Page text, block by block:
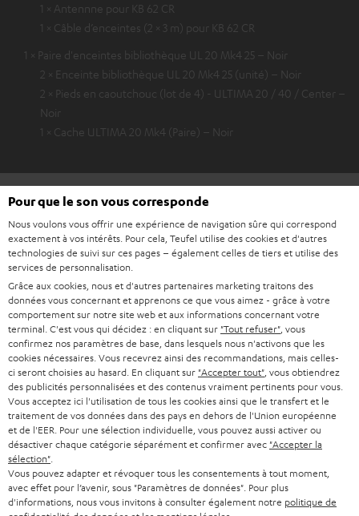
1 × Antennne pour KB 62 CR
1 × Câble d’enceintes (2 × 3 m) pour KB 62 CR
1 × Paire d'enceintes bibliothèque UL 20 Mk4 25 – Noir
2 × Enceinte bibliothèque UL 20 Mk4 25 (unité) – Noir
2 × Pieds en caoutchouc (lot de 4) - ULTIMA 20 / 40 / Center –
Noir
1 × Cache ULTIMA 20 Mk4 (Paire) – Noir
Téléchargement et support
D
o
c
u
m
e
n
t
s
t
é
Guide de démarrage rapide: KOMBO 62 Mk2 CD-
Receiver
Livret de sécurité: KOMBO 62 Mk2 CD-Receiver
Mode d’emploi: KOMBO 62 Mk2 CD-Receiver
Déclaration de conformité: KOMBO 62 Mk2 CD-
Receiver
Mode d’emploi: Paire d'enceintes bibliothèque UL 20
Mk4 25
Déclaration de conformité: Paire d'enceintes
bibliothèque UL 20 Mk4 25
Pour que le son vous corresponde
Nous voulons vous offrir une expérience de navigation sûre qui correspond
exactement à vos intérêts. Pour cela, Teufel utilise des cookies et d'autres
technologies de suivi sur ces pages – également celles de tiers et utilise des
services de personnalisation.
Grâce aux cookies, nous et d'autres partenaires marketing traitons des
données vous concernant et apprenons ce que vous aimez - grâce à votre
comportement sur notre site web et aux informations concernant votre
terminal. C'est vous qui décidez : en cliquant sur "Tout refuser" , vous
confirmez nos paramètres de base, dans lesquels nous n'activons que les
cookies nécessaires. Vous recevrez ainsi des recommandations, mais celles-
ci seront choisies au hasard. En cliquant sur "Accepter tout" , vous obtiendrez
des publicités personnalisées et des contenus vraiment pertinents pour vous.
Vous acceptez ici l'utilisation de tous les cookies ainsi que le transfert et le
traitement de vos données dans des pays en dehors de l'Union européenne
et de l'EER. Pour une sélection individuelle, vous pouvez aussi activer ou
désactiver chaque catégorie séparément et confirmer avec "Accepter la
sélection"
Vous pouvez adapter et révoquer tous les consentements à tout moment,
avec effet pour l’avenir, sous "Paramètres de données". Pour plus
d'informations, nous vous invitons à consulter également notre politique de